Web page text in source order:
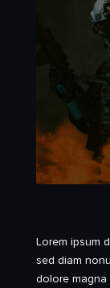
Lorem ipsum
sed diam
dolore magna